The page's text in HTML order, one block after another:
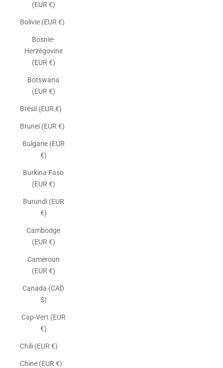
(EUR €)
Bolivie (EUR €)
Bosnie-
Herzégovine
(EUR €)
Botswana
(EUR €)
Brésil (EUR €)
Brunei (EUR €)
Bulgarie (EUR
€)
Burkina Faso
(EUR €)
Burundi (EUR
€)
Cambodge
(EUR €)
Cameroun
(EUR €)
Canada (CAD
$)
Cap-Vert (EUR
€)
Chili (EUR €)
Chine (EUR €)